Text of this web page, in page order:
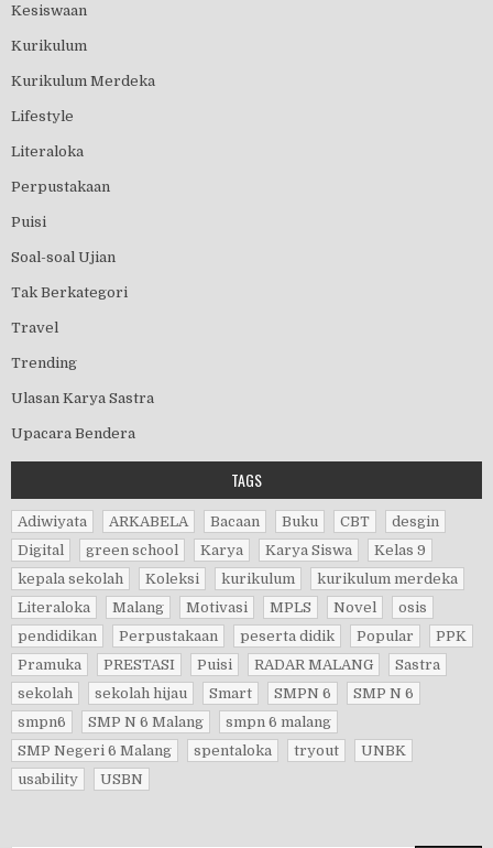
Kesiswaan
Kurikulum
Kurikulum Merdeka
Lifestyle
Literaloka
Perpustakaan
Puisi
Soal-soal Ujian
Tak Berkategori
Travel
Trending
Ulasan Karya Sastra
Upacara Bendera
TAGS
Adiwiyata ARKABELA Bacaan Buku CBT
desgin
Digital
green school Karya Karya Siswa
Kelas 9
kepala sekolah
Koleksi kurikulum
kurikulum merdeka
Literaloka
Malang Motivasi MPLS Novel
osis
pendidikan
Perpustakaan peserta didik Popular
PPK
Pramuka
PRESTASI Puisi RADAR MALANG
Sastra
sekolah
sekolah hijau Smart SMPN 6
SMP N 6
smpn6
SMP N 6 Malang
smpn 6 malang
SMP Negeri 6 Malang
spentaloka tryout
UNBK
usability
USBN